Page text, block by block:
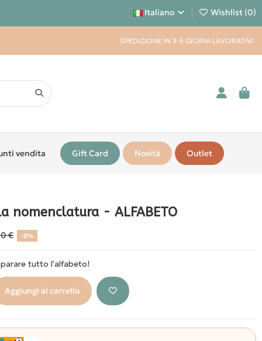
Italiano Wishlist (0)
SPEDIZIONE IN 3-5 GIORNI LAVORATIVI
vendita Gift Card Novità Outlet
nomenclatura - ALFABETO
€ -5%
tutto l'alfabeto!
Aggiungi al carrello